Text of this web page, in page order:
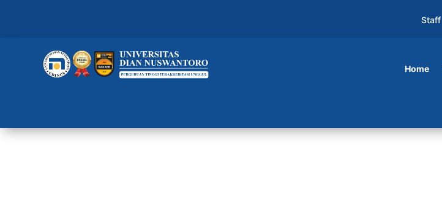
Staff
Home